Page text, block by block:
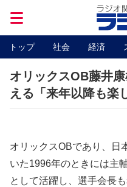
トップ 社会 経済
オリックスOB藤井
える「来年以降も楽
オリックスOBであり、日
いた1996年のときには主
として活躍し、選手会長